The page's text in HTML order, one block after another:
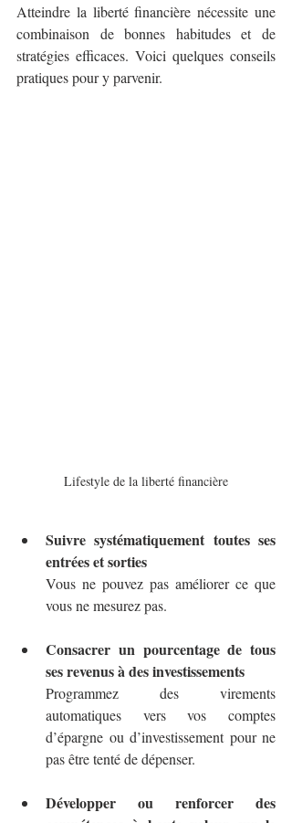
Atteindre la liberté financière nécessite une
combinaison de bonnes habitudes et de
stratégies efficaces. Voici quelques conseils
pratiques pour y parvenir.
Lifestyle de la liberté financière
Suivre systématiquement toutes ses
entrées et sorties
Vous ne pouvez pas améliorer ce que
vous ne mesurez pas.
Consacrer un pourcentage de tous
ses revenus à des investissements
Programmez des virements
automatiques vers vos comptes
d’épargne ou d’investissement pour ne
pas être tenté de dépenser.
Développer ou renforcer des